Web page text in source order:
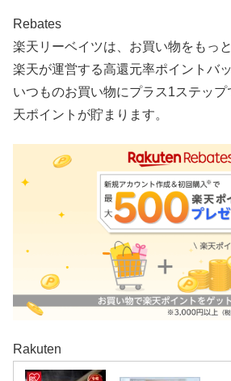
Rebates
楽天リーベイツは、お買い物をもっ
楽天が運営する高還元率ポイントバ
いつものお買い物にプラス1ステッ
天ポイントが貯まります。
Rakuten